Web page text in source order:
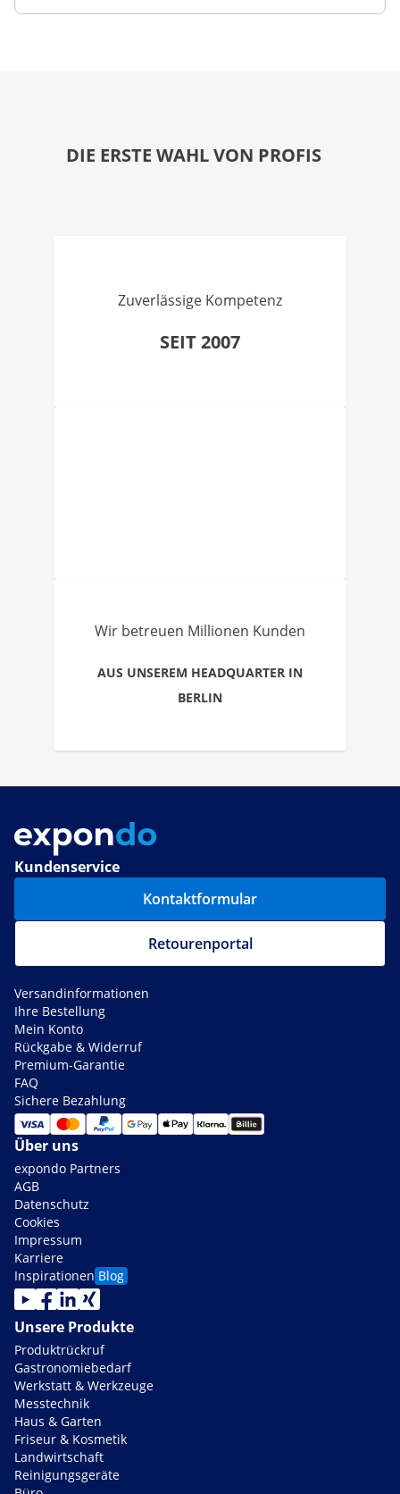
DIE ERSTE WAHL VON PROFIS
Zuverlässige Kompetenz
SEIT 2007
Wir betreuen Millionen Kunden
AUS UNSEREM HEADQUARTER IN
BERLIN
Kundenservice
Kontaktformular
Retourenportal
Versandinformationen
Ihre Bestellung
Mein Konto
Rückgabe & Widerruf
Premium-Garantie
FAQ
Sichere Bezahlung
Über uns
expondo Partners
AGB
Datenschutz
Cookies
Impressum
Karriere
Inspirationen Blog
Unsere Produkte
Produktrückruf
Gastronomiebedarf
Werkstatt & Werkzeuge
Messtechnik
Haus & Garten
Friseur & Kosmetik
Landwirtschaft
Reinigungsgeräte